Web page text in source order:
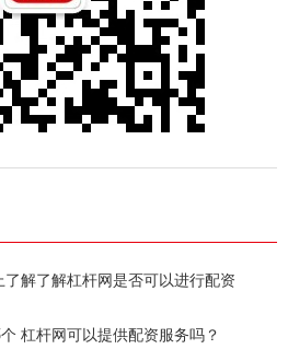
解了解杠杆网是否可以进行配资
杠杆网可以提供配资服务吗？